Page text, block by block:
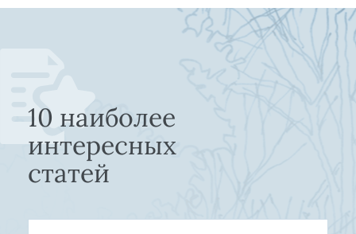
10 наиболее
интересных
статей